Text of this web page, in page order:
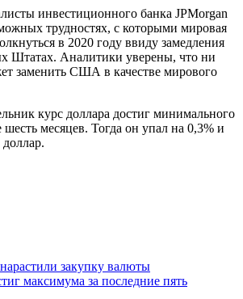
инвестиционного банка JPMorgan
трудностях, с которыми мировая
в 2020 году ввиду замедления
Штатах. Аналитики уверены, что ни
заменить США в качестве мирового
курс доллара достиг минимального
шесть месяцев. Тогда он упал на 0,3% и
доллар.
закупку валюты
максимума за последние пять